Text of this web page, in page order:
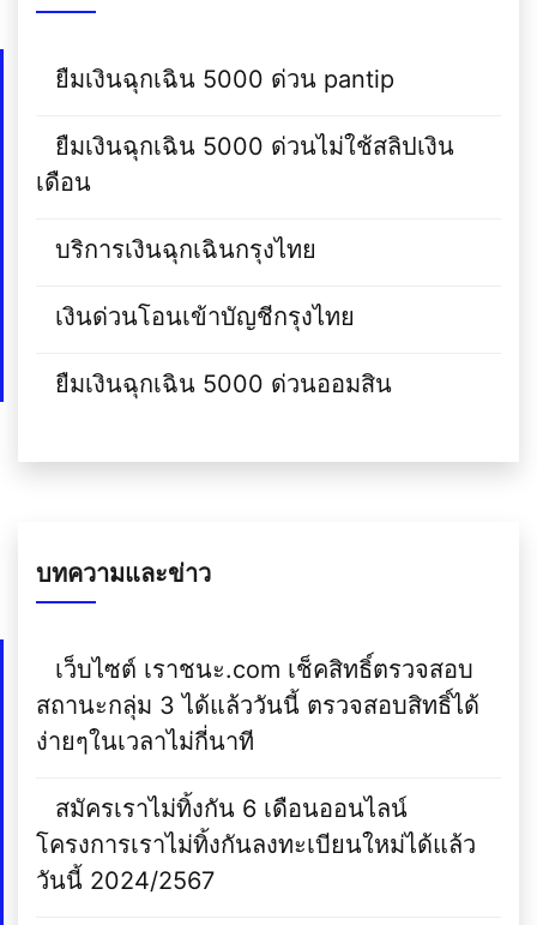
ยืมเงินฉุกเฉิน 5000 ด่วน pantip
ยืมเงินฉุกเฉิน 5000 ด่วนไม่ใช้สลิปเงิน
เดือน
บริการเงินฉุกเฉินกรุงไทย
เงินด่วนโอนเข้าบัญชีกรุงไทย
ยืมเงินฉุกเฉิน 5000 ด่วนออมสิน
บทความและข่าว
เว็บไซต์ เราชนะ.com เช็คสิทธิ์ตรวจสอบ
สถานะกลุ่ม 3 ได้แล้ววันนี้ ตรวจสอบสิทธิ์ได้
ง่ายๆในเวลาไม่กี่นาที
สมัครเราไม่ทิ้งกัน 6 เดือนออนไลน์
โครงการเราไม่ทิ้งกันลงทะเบียนใหม่ได้แล้ว
วันนี้ 2024/2567